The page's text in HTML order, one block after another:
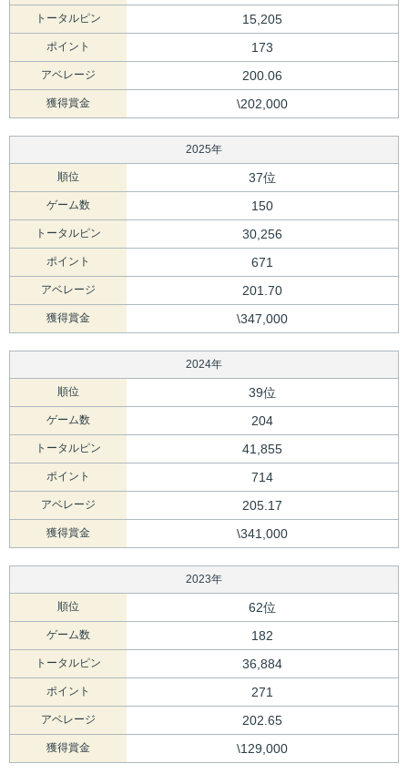
トータルピン 15,205
ポイント 173
アベレージ 200.06
獲得賞金 \202,000
2025年
順位 37位
ゲーム数 150
トータルピン 30,256
ポイント 671
アベレージ 201.70
獲得賞金 \347,000
2024年
順位 39位
ゲーム数 204
トータルピン 41,855
ポイント 714
アベレージ 205.17
獲得賞金 \341,000
2023年
順位 62位
ゲーム数 182
トータルピン 36,884
ポイント 271
アベレージ 202.65
獲得賞金 \129,000